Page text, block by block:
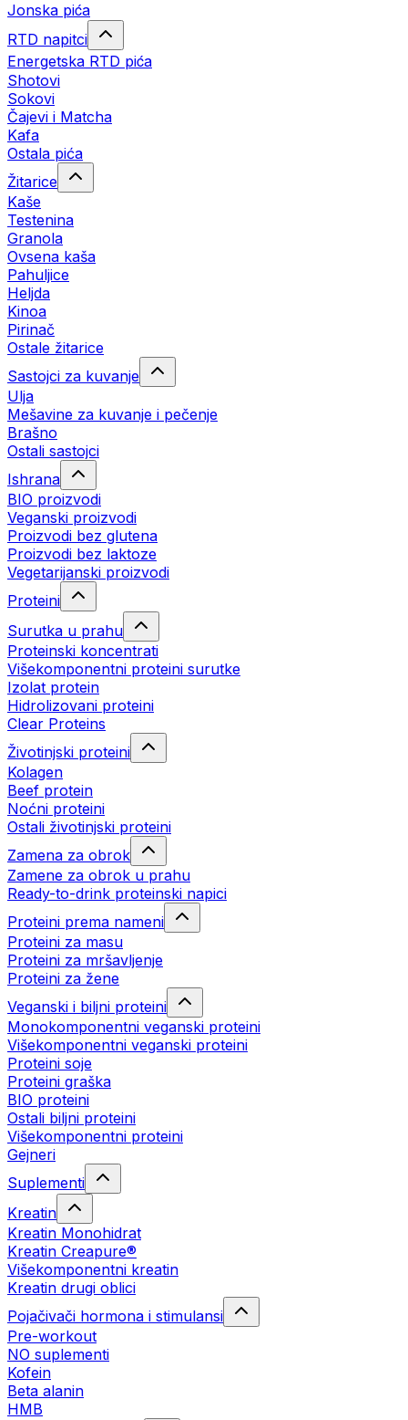
Jonska pića
RTD napitci
Energetska RTD pića
Shotovi
Sokovi
Čajevi i Matcha
Kafa
Ostala pića
Žitarice
Kaše
Testenina
Granola
Ovsena kaša
Pahuljice
Heljda
Kinoa
Pirinač
Ostale žitarice
Sastojci za kuvanje
Ulja
Mešavine za kuvanje i pečenje
Brašno
Ostali sastojci
Ishrana
BIO proizvodi
Veganski proizvodi
Proizvodi bez glutena
Proizvodi bez laktoze
Vegetarijanski proizvodi
Proteini
Surutka u prahu
Proteinski koncentrati
Višekomponentni proteini surutke
Izolat protein
Hidrolizovani proteini
Clear Proteins
Životinjski proteini
Kolagen
Beef protein
Noćni proteini
Ostali životinjski proteini
Zamena za obrok
Zamene za obrok u prahu
Ready-to-drink proteinski napici
Proteini prema nameni
Proteini za masu
Proteini za mršavljenje
Proteini za žene
Veganski i biljni proteini
Monokomponentni veganski proteini
Višekomponentni veganski proteini
Proteini soje
Proteini graška
BIO proteini
Ostali biljni proteini
Višekomponentni proteini
Gejneri
Suplementi
Kreatin
Kreatin Monohidrat
Kreatin Creapure®
Višekomponentni kreatin
Kreatin drugi oblici
Pojačivači hormona i stimulansi
Pre-workout
NO suplementi
Kofein
Beta alanin
HMB